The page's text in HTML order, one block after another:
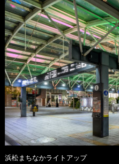
浜松まちなかライトアップ